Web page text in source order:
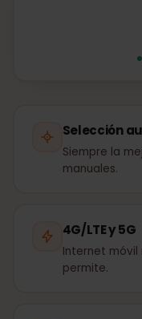
Selección
Siempre la
manuales.
4G/LTE y 5G
Internet móvil
permite.